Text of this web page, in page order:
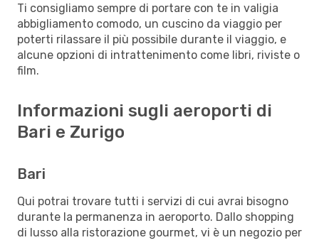
Ti consigliamo sempre di portare con te in valigia
abbigliamento comodo, un cuscino da viaggio per
poterti rilassare il più possibile durante il viaggio, e
alcune opzioni di intrattenimento come libri, riviste o
film.
Informazioni sugli aeroporti di
Bari e Zurigo
Bari
Qui potrai trovare tutti i servizi di cui avrai bisogno
durante la permanenza in aeroporto. Dallo shopping
di lusso alla ristorazione gourmet, vi è un negozio per